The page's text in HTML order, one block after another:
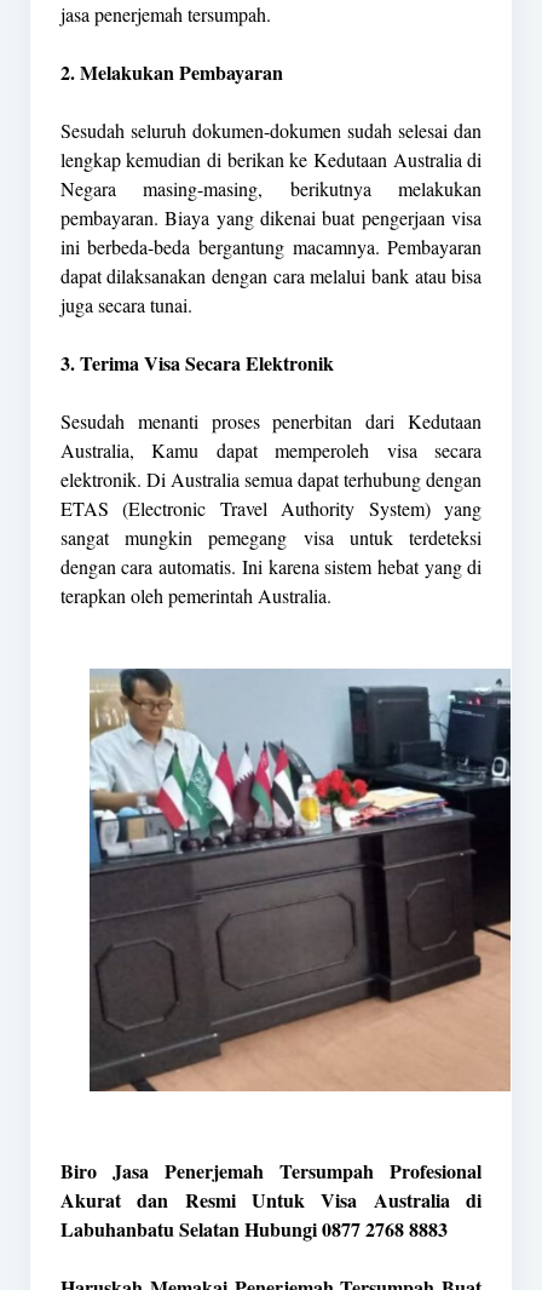
jasa penerjemah tersumpah.
2. Melakukan Pembayaran
Sesudah seluruh dokumen-dokumen sudah selesai dan
lengkap kemudian di berikan ke Kedutaan Australia di
Negara masing-masing, berikutnya melakukan
pembayaran. Biaya yang dikenai buat pengerjaan visa
ini berbeda-beda bergantung macamnya. Pembayaran
dapat dilaksanakan dengan cara melalui bank atau bisa
juga secara tunai.
3. Terima Visa Secara Elektronik
Sesudah menanti proses penerbitan dari Kedutaan
Australia, Kamu dapat memperoleh visa secara
elektronik. Di Australia semua dapat terhubung dengan
ETAS (Electronic Travel Authority System) yang
sangat mungkin pemegang visa untuk terdeteksi
dengan cara automatis. Ini karena sistem hebat yang di
terapkan oleh pemerintah Australia.
Biro Jasa Penerjemah Tersumpah Profesional
Akurat dan Resmi Untuk Visa Australia di
Labuhanbatu Selatan Hubungi 0877 2768 8883